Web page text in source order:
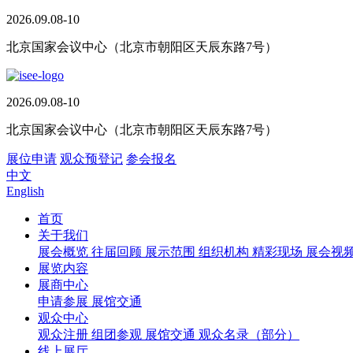
2026.09.08-10
北京国家会议中心（北京市朝阳区天辰东路7号）
2026.09.08-10
北京国家会议中心（北京市朝阳区天辰东路7号）
展位申请 观众预登记 参会报名
中文
English
首页
关于我们
展会概览 往届回顾 展示范围 组织机构 精彩现场 展会视
展览内容
展商中心
申请参展 展馆交通
观众中心
观众注册 组团参观 展馆交通 观众名录（部分）